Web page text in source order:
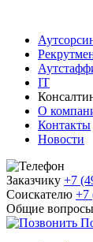
IT
О
Контакты
Новости
Заказчику +7
Соискателю +7
Общие вопросы